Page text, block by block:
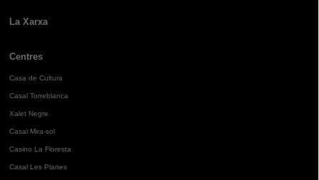
La Xarxa
Centres
Casa de Cultura
Casal Torreblanca
Xalet Negre
Casal Mira-sol
Casino La Floresta
Casal Les Planes